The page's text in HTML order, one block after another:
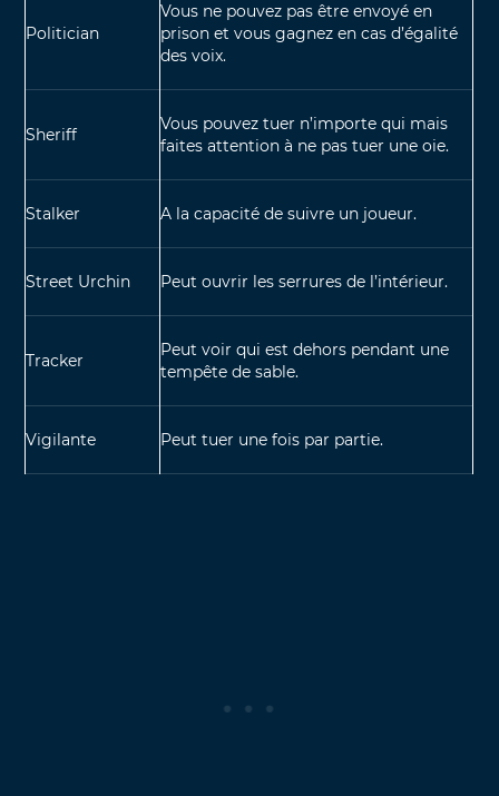
Politician
Vous ne pouvez pas être envoyé en
prison et vous gagnez en cas d’égalité
des voix.
Sheriff
Vous pouvez tuer n’importe qui mais
faites attention à ne pas tuer une oie.
Stalker A la capacité de suivre un joueur.
Street Urchin Peut ouvrir les serrures de l’intérieur.
Tracker
Peut voir qui est dehors pendant une
tempête de sable.
Vigilante Peut tuer une fois par partie.